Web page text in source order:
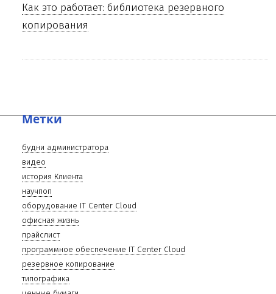
Как это работает: библиотека резервного
копирования
Метки
будни администратора
видео
история Клиента
научпоп
оборудование IT Center Cloud
офисная жизнь
прайслист
программное обеспечение IT Center Cloud
резервное копирование
типографика